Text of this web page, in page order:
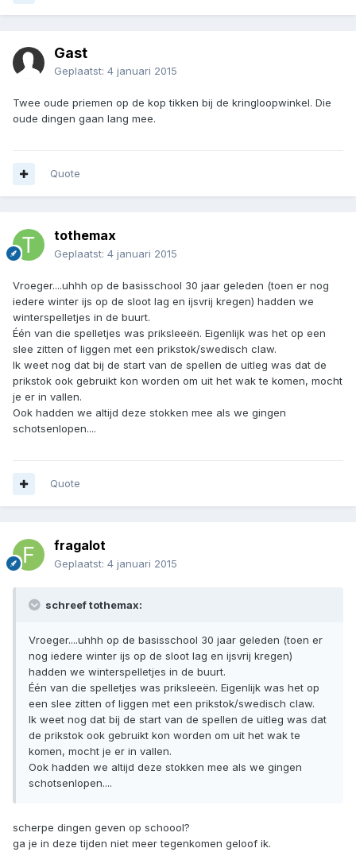
Gast
Geplaatst: 4 januari 2015
Twee oude priemen op de kop tikken bij de kringloopwinkel. Die
oude dingen gaan lang mee.
Quote
tothemax
Geplaatst: 4 januari 2015
Vroeger....uhhh op de basisschool 30 jaar geleden (toen er nog
iedere winter ijs op de sloot lag en ijsvrij kregen) hadden we
winterspelletjes in de buurt.
Één van die spelletjes was priksleeën. Eigenlijk was het op een
slee zitten of liggen met een prikstok/swedisch claw.
Ik weet nog dat bij de start van de spellen de uitleg was dat de
prikstok ook gebruikt kon worden om uit het wak te komen, mocht
je er in vallen.
Ook hadden we altijd deze stokken mee als we gingen
schotsenlopen....
Quote
fragalot
Geplaatst: 4 januari 2015
schreef tothemax:
Vroeger....uhhh op de basisschool 30 jaar geleden (toen er
nog iedere winter ijs op de sloot lag en ijsvrij kregen)
hadden we winterspelletjes in de buurt.
Één van die spelletjes was priksleeën. Eigenlijk was het op
een slee zitten of liggen met een prikstok/swedisch claw.
Ik weet nog dat bij de start van de spellen de uitleg was dat
de prikstok ook gebruikt kon worden om uit het wak te
komen, mocht je er in vallen.
Ook hadden we altijd deze stokken mee als we gingen
schotsenlopen....
scherpe dingen geven op schoool?
ga je in deze tijden niet meer tegenkomen geloof ik.